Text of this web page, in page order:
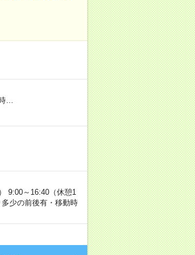
…
9:00～16:40（休憩1
少の前後有・移動時